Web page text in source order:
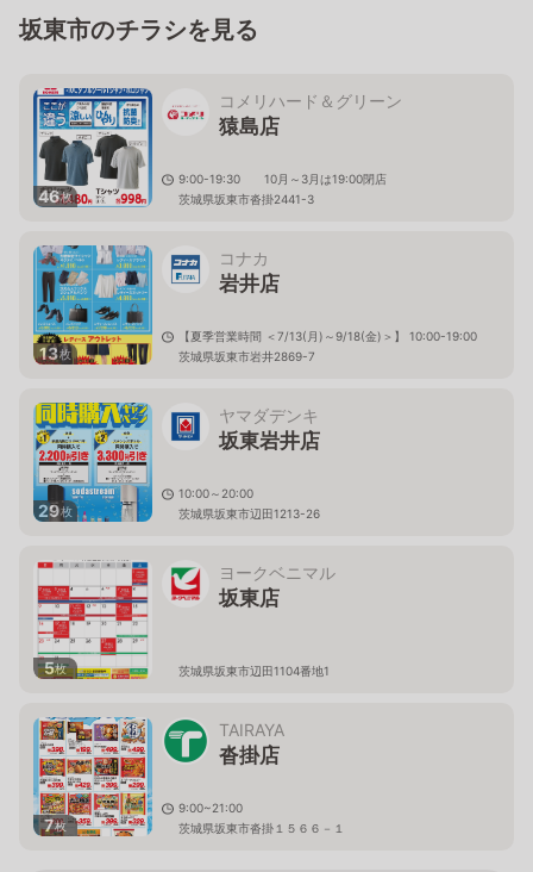
坂東市のチラシを見る
46枚
コメリハード＆グリーン
猿島店
9:00-19:30 10月～3月は19:00閉店
茨城県坂東市沓掛2441-3
13枚
コナカ
岩井店
【夏季営業時間 ＜7/13(月)～9/18(金)＞】 10:00-19:00
茨城県坂東市岩井2869-7
29枚
ヤマダデンキ
坂東岩井店
10:00～20:00
茨城県坂東市辺田1213-26
5枚
ヨークベニマル
坂東店
茨城県坂東市辺田1104番地1
7枚
TAIRAYA
沓掛店
9:00~21:00
茨城県坂東市沓掛１５６６－１